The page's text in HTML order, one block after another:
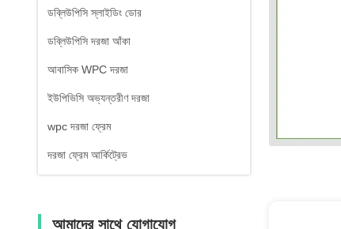
ডব্লিউপিসি স্লাইডিং ডোর
ডব্লিউপিসি দরজা আঁকা
আবাসিক WPC দরজা
ইউপিভিসি অভ্যন্তরীণ দরজা
wpc দরজা ফ্রেম
দরজা ফ্রেম আর্কিট্রেভ
আমাদের সাথে যোগাযোগ